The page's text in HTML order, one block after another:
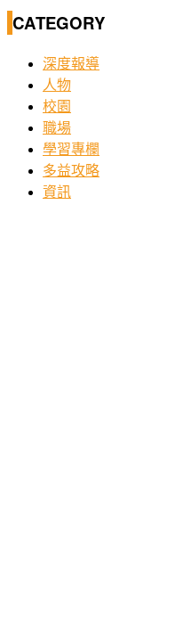
CATEGORY
深度報導
人物
校園
職場
學習專欄
多益攻略
資訊